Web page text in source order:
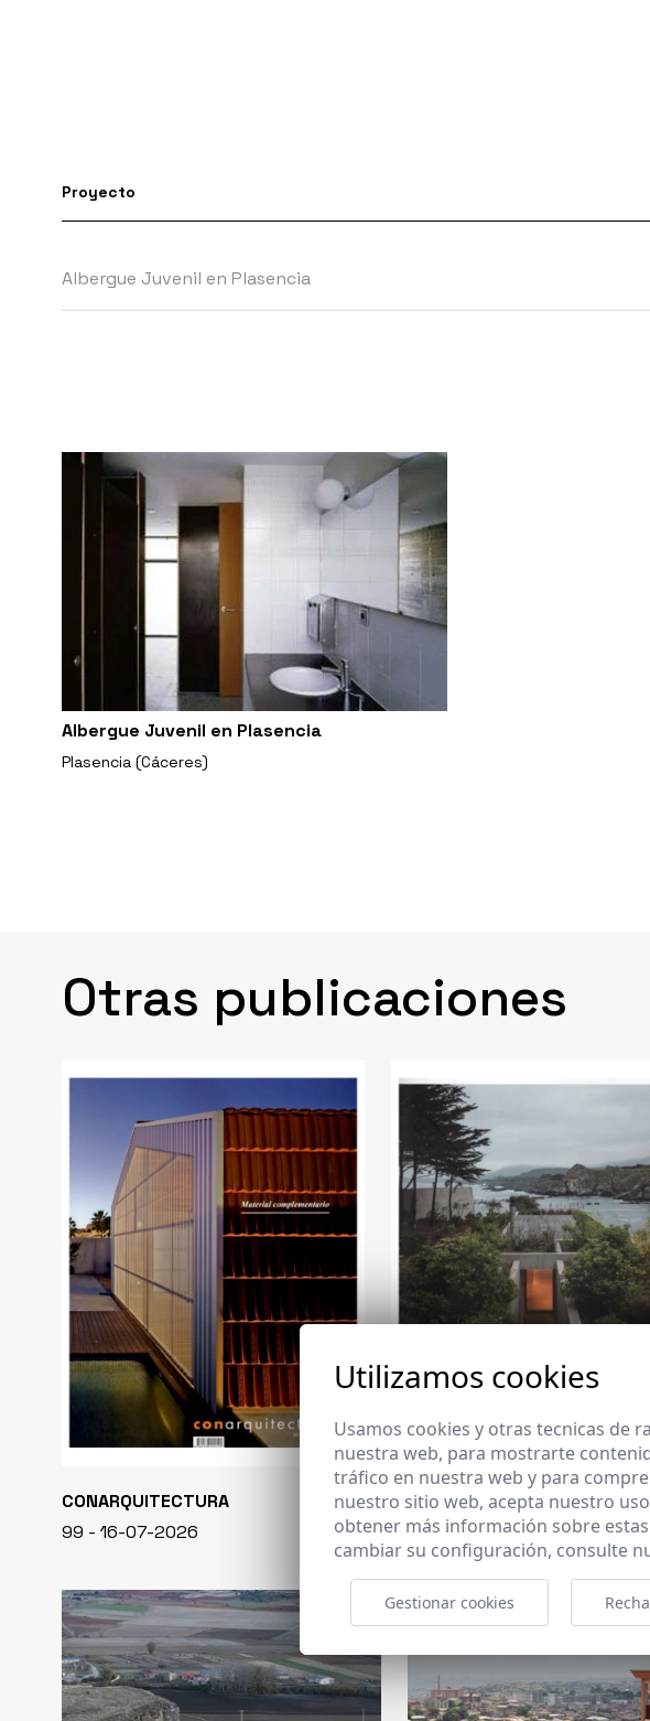
Proyecto
Albergue Juvenil en Plasencia
Albergue Juvenil en Plasencia
Plasencia (Cáceres)
Otras publicaciones
CONARQUITECTURA
99 - 16-07-2026
EN BLANCO
40 - 16-07-2026
Utilizamos cookies
Usamos cookies y otras tecnicas de
nuestra web, para mostrarte
tráfico en nuestra web y para
nuestro sitio web, acepta nuestro
obtener más información sobre
cambiar su configuración, consulte
Gestionar cookies